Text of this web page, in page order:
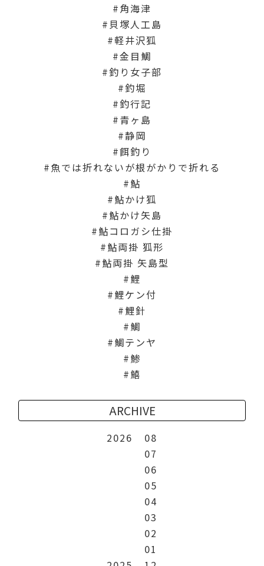
角海津
貝塚人工島
軽井沢狐
金目鯛
釣り女子部
釣堀
釣行記
青ヶ島
静岡
餌釣り
魚では折れないが根がかりで折れる
鮎
鮎かけ狐
鮎かけ矢島
鮎コロガシ仕掛
鮎両掛 狐形
鮎両掛 矢島型
鯉
鯉ケン付
鯉針
鯛
鯛テンヤ
鯵
鱚
ARCHIVE
2026
08
07
06
05
04
03
02
01